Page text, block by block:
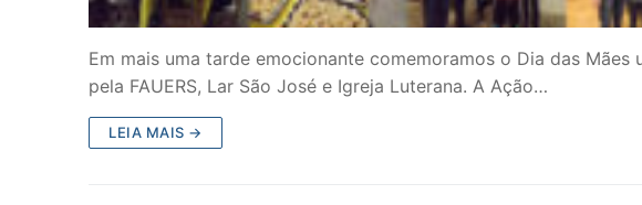
Em mais uma tarde emocionante comemoramos o Dia das
pela FAUERS, Lar São José e Igreja Luterana. A Ação…
LEIA MAIS →